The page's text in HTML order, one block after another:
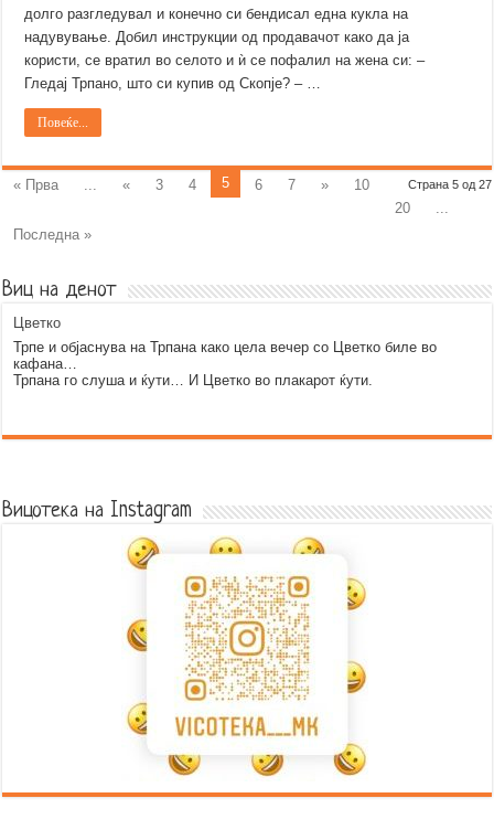
долго разгледувал и конечно си бендисал една кукла на
надувување. Добил инструкции од продавачот како да ја
користи, се вратил во селото и ѝ се пофалил на жена си: –
Гледај Трпано, што си купив од Скопје? – …
Повеќе...
Страна 5 од 27
« Прва ... « 3 4 5 6 7 »
10
20
...
Последна »
Виц на денот
Цветко
Трпе и објаснува на Трпана како цела вечер со Цветко биле во
кафана…
Трпана го слуша и ќути… И Цветко во плакарот ќути.
Вицотека на Instagram